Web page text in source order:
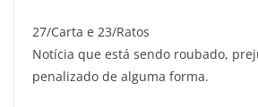
27/Carta e 23/Ratos
Notícia que está sendo roubado,
penalizado de alguma forma.